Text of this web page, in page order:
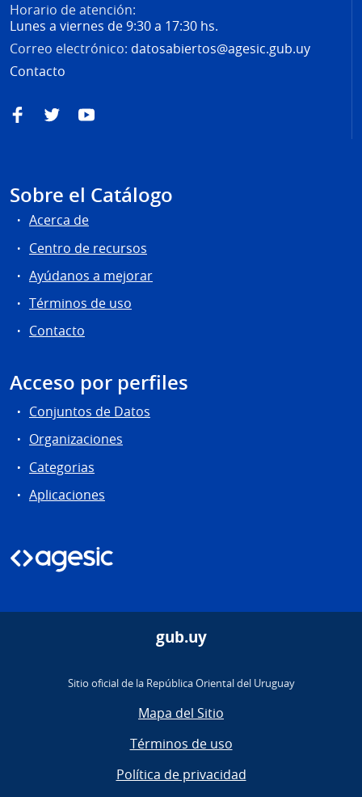
Horario de atención:
Lunes a viernes de 9:30 a 17:30 hs.
Correo electrónico: datosabiertos@agesic.gub.uy
Contacto
FacebookTwitterYouTube
Sobre el Catálogo
Acerca de
Centro de recursos
Ayúdanos a mejorar
Términos de uso
Contacto
Acceso por perfiles
Conjuntos de Datos
Organizaciones
Categorias
Aplicaciones
gub.uy
Sitio oficial de la República Oriental del Uruguay
Mapa del Sitio
Términos de uso
Política de privacidad